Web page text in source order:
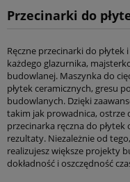
Przecinarki do
Ręczne przecinarki do
każdego glazurnika,
budowlanej. Maszynka do
płytek ceramicznych, gresu
budowlanych. Dzięki
takim jak prowadnica, ostrze
przecinarka ręczna do
rezultaty. Niezależnie od
realizujesz większe projekty
dokładność i oszczędność